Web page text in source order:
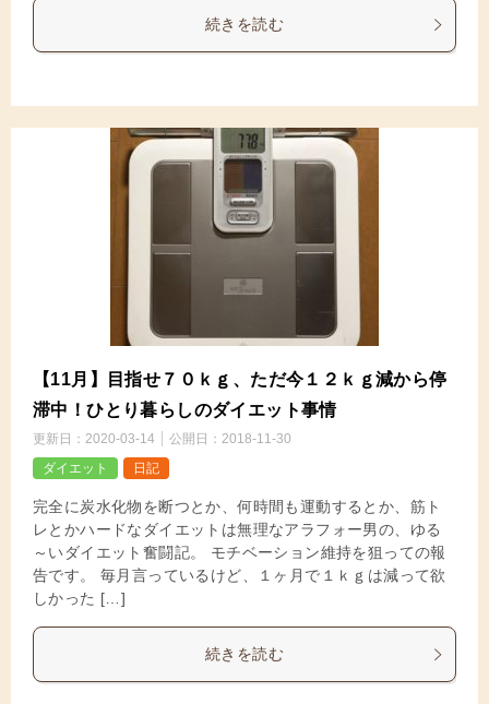
続きを読む
【11月】目指せ７０ｋｇ、ただ今１２ｋｇ減から停
滞中！ひとり暮らしのダイエット事情
更新日： 2020-03-14 公開日： 2018-11-30
ダイエット
日記
完全に炭水化物を断つとか、何時間も運動するとか、筋ト
レとかハードなダイエットは無理なアラフォー男の、ゆる
～いダイエット奮闘記。 モチベーション維持を狙っての報
告です。 毎月言っているけど、１ヶ月で１ｋｇは減って欲
しかった […]
続きを読む